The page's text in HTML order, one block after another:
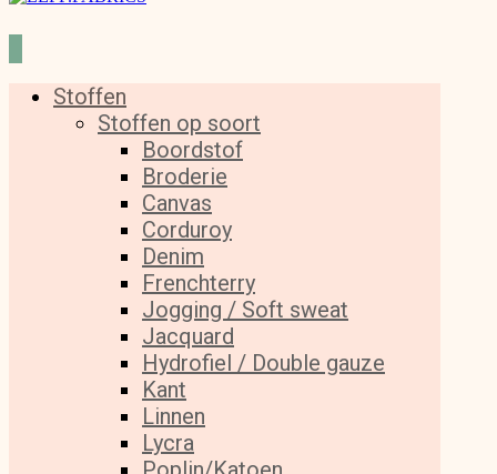
Stoffen
Stoffen op soort
Boordstof
Broderie
Canvas
Corduroy
Denim
Frenchterry
Jogging / Soft sweat
Jacquard
Hydrofiel / Double gauze
Kant
Linnen
Lycra